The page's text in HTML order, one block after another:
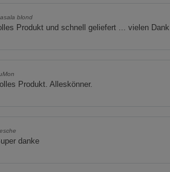
blond
Produkt und schnell geliefert ... vielen Dank
Produkt. Alleskönner.
danke